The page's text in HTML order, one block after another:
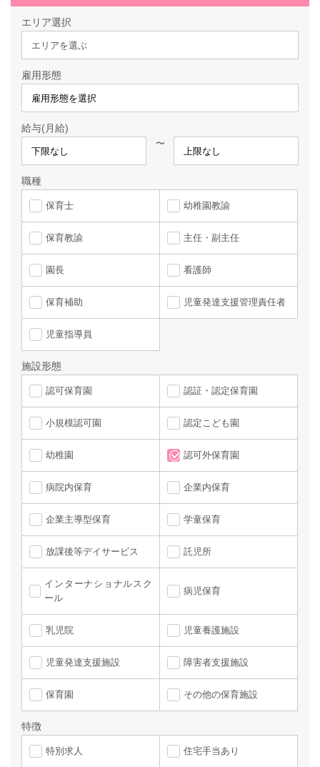
エリア選択
エリアを選ぶ
雇用形態
給与(月給)
〜
職種
保育士 幼稚園教諭
保育教諭 主任・副主任
園長 看護師
保育補助 児童発達支援管理責任者
児童指導員
施設形態
認可保育園 認証・認定保育園
小規模認可園 認定こども園
幼稚園 認可外保育園
病院内保育 企業内保育
企業主導型保育 学童保育
放課後等デイサービス 託児所
インターナショナルスク
ール
病児保育
乳児院 児童養護施設
児童発達支援施設 障害者支援施設
保育園 その他の保育施設
特徴
特別求人 住宅手当あり